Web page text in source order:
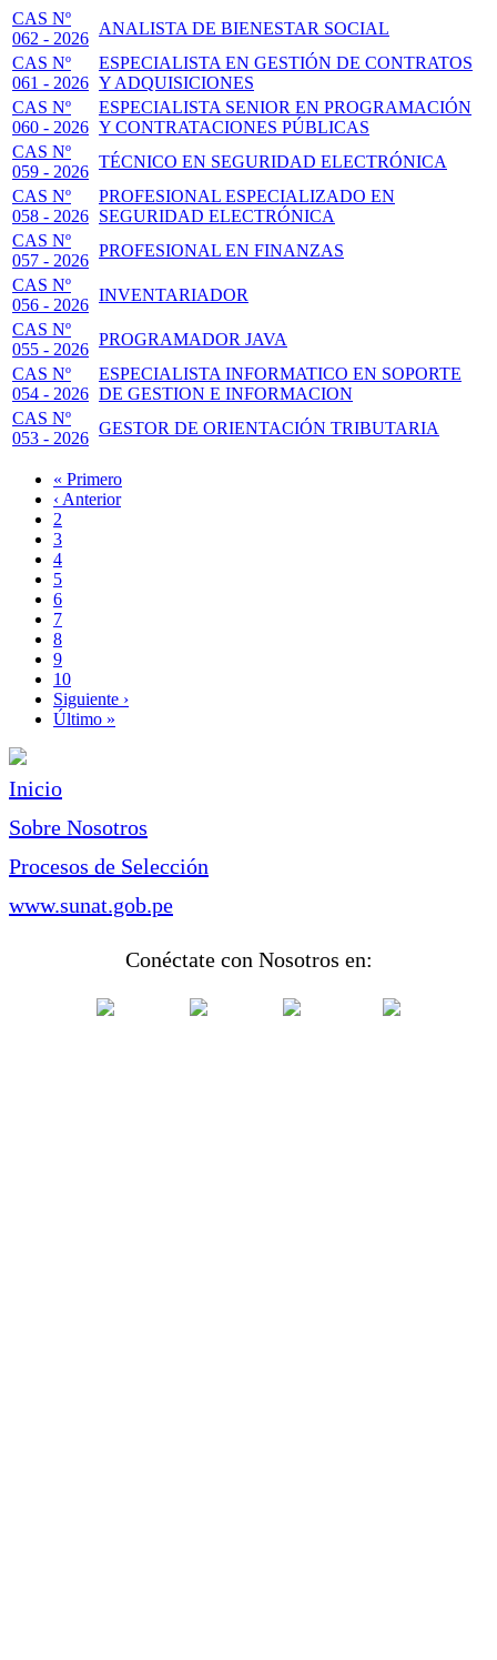
CAS Nº
062 - 2026
ANALISTA DE BIENESTAR SOCIAL
CAS Nº
061 - 2026
ESPECIALISTA EN GESTIÓN DE CONTRATOS
Y ADQUISICIONES
CAS Nº
060 - 2026
ESPECIALISTA SENIOR EN PROGRAMACIÓN
Y CONTRATACIONES PÚBLICAS
CAS Nº
059 - 2026
TÉCNICO EN SEGURIDAD ELECTRÓNICA
CAS Nº
058 - 2026
PROFESIONAL ESPECIALIZADO EN
SEGURIDAD ELECTRÓNICA
CAS Nº
057 - 2026
PROFESIONAL EN FINANZAS
CAS Nº
056 - 2026
INVENTARIADOR
CAS Nº
055 - 2026
PROGRAMADOR JAVA
CAS Nº
054 - 2026
ESPECIALISTA INFORMATICO EN SOPORTE
DE GESTION E INFORMACION
CAS Nº
053 - 2026
GESTOR DE ORIENTACIÓN TRIBUTARIA
Paginación
Primera
página
« Primero
Página
anterior
‹ Anterior
Page
2
Page
3
Page
4
Page
5
Página
actual
6
Page
7
Page
8
Page
9
Page
10
Siguiente
página
Siguiente ›
Última
Último »
Inicio
Sobre Nosotros
Procesos de Selección
www.sunat.gob.pe
Conéctate con Nosotros en: